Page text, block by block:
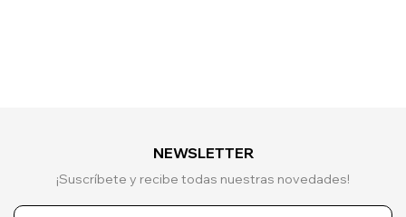
NEWSLETTER
¡Suscríbete y recibe todas nuestras novedades!